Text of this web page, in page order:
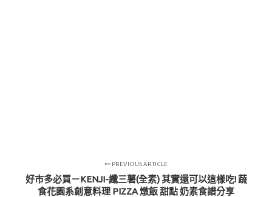
PREVIOUS ARTICLE
好市多必買－KENJI-纖三薯(全素) 其實還可以這樣吃! 蔬
食花園系創意料理 PIZZA 燉飯 甜點 奶素食譜分享